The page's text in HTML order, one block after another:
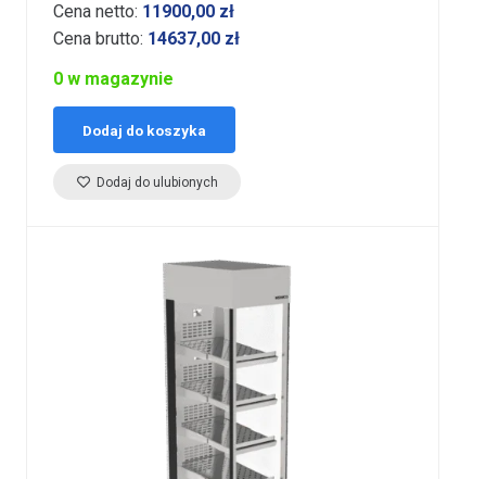
Cena netto: 11900,00 zł
Cena brutto: 14637,00 zł
0 w magazynie
Dodaj do koszyka
Dodaj do ulubionych